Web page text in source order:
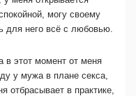
могу своему
для него всё с любовью.
в этот момент от меня
у мужа в плане секса,
отбрасывает в практике,